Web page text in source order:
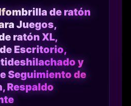
de ratón
Juegos,
ratón XL,
Escritorio,
y
Seguimiento de
Respaldo